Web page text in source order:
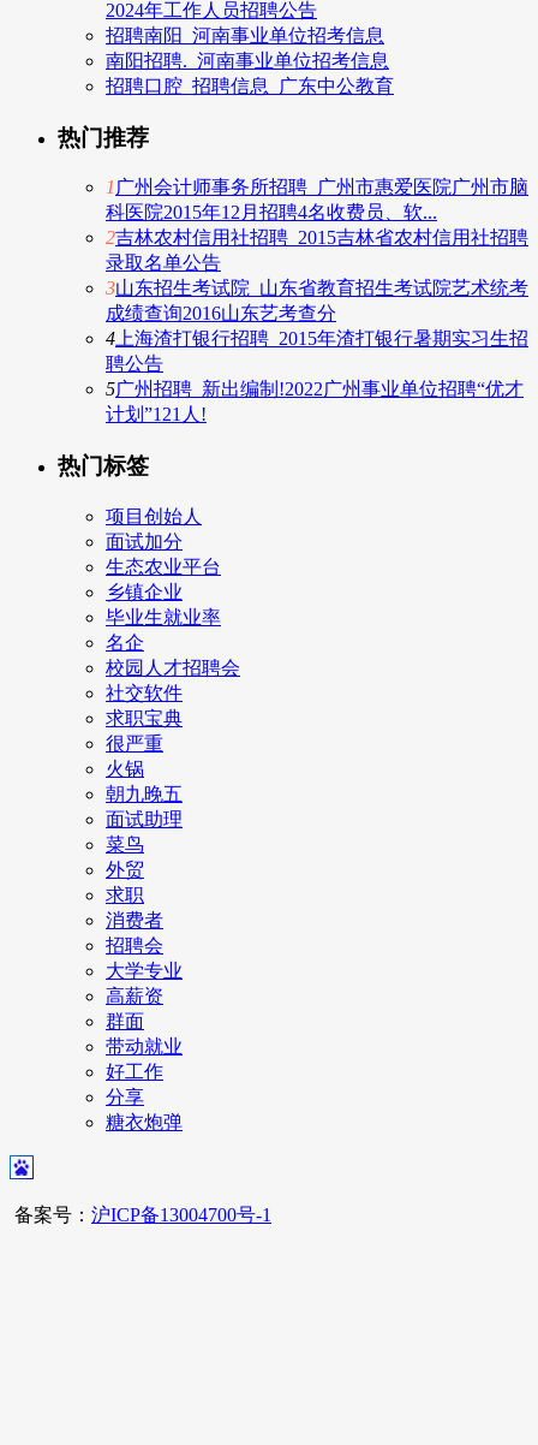
2024年工作人员招聘公告
招聘南阳_河南事业单位招考信息
南阳招聘._河南事业单位招考信息
招聘口腔_招聘信息_广东中公教育
热门推荐
1 广州会计师事务所招聘_广州市惠爱医院广州市脑
科医院2015年12月招聘4名收费员、软...
2吉林农村信用社招聘_2015吉林省农村信用社招聘
录取名单公告
3山东招生考试院_山东省教育招生考试院艺术统考
成绩查询2016山东艺考查分
4 上海渣打银行招聘_2015年渣打银行暑期实习生招
聘公告
5广州招聘_新出编制!2022广州事业单位招聘“优才
计划”121人!
热门标签
项目创始人
面试加分
生态农业平台
乡镇企业
毕业生就业率
名企
校园人才招聘会
社交软件
求职宝典
很严重
火锅
朝九晚五
面试助理
菜鸟
外贸
求职
消费者
招聘会
大学专业
高薪资
群面
带动就业
好工作
分享
糖衣炮弹
备案号： 沪ICP备13004700号-1